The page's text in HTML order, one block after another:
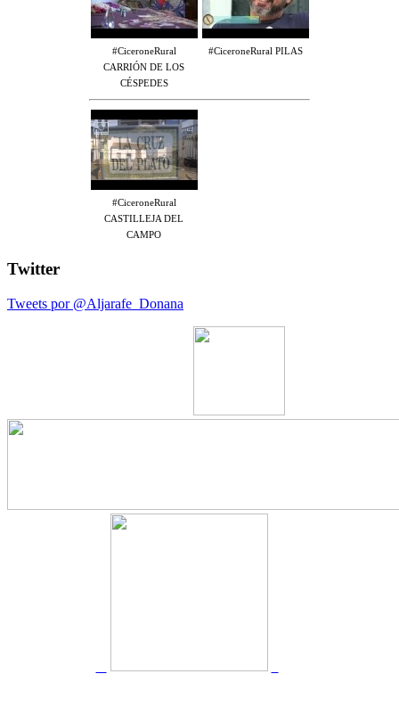
#CiceroneRural
CARRIÓN DE LOS
CÉSPEDES
#CiceroneRural PILAS
#CiceroneRural
CASTILLEJA DEL
CAMPO
Twitter
Tweets por @Aljarafe_Donana